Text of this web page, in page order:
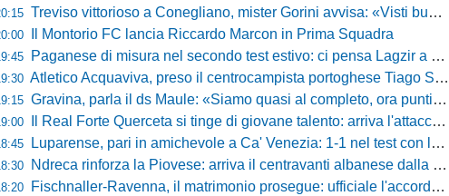
Treviso vittorioso a Conegliano, mister Gorini avvisa: «Visti buoni spunti, ma c'è ancora tanto da lavorare»
Il Montorio FC lancia Riccardo Marcon in Prima Squadra
Paganese di misura nel secondo test estivo: ci pensa Lagzir a piegare l'Equipe Campania
Atletico Acquaviva, preso il centrocampista portoghese Tiago Santos
Gravina, parla il ds Maule: «Siamo quasi al completo, ora puntiamo sugli esterni d'attacco»
Il Real Forte Querceta si tinge di giovane talento: arriva l'attaccante Lucchesi
Luparense, pari in amichevole a Ca' Venezia: 1-1 nel test con la Primavera lagunare
Ndreca rinforza la Piovese: arriva il centravanti albanese dalla serie D
Fischnaller-Ravenna, il matrimonio prosegue: ufficiale l'accordo quinquennale per l'attacco